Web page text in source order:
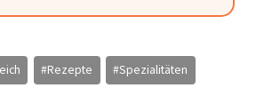
#Rezepte #Spezialitäten